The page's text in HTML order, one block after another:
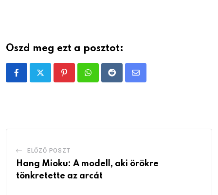
Oszd meg ezt a posztot:
PinterestWhatsappRedditShare
ELŐZŐ POSZT
Hang Mioku: A modell, aki örökre
tönkretette az arcát